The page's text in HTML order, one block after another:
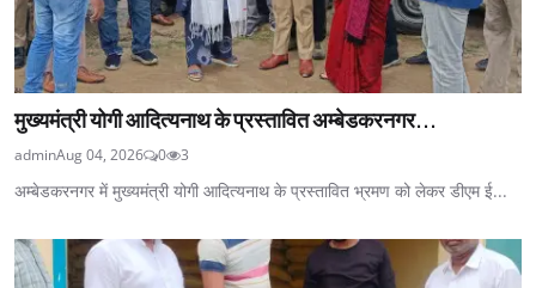
मुख्यमंत्री योगी आदित्यनाथ के प्रस्तावित अम्बेडकरनगर...
adminAug 04, 2026 0 3
अम्बेडकरनगर में मुख्यमंत्री योगी आदित्यनाथ के प्रस्तावित भ्रमण को लेकर डीएम ई...